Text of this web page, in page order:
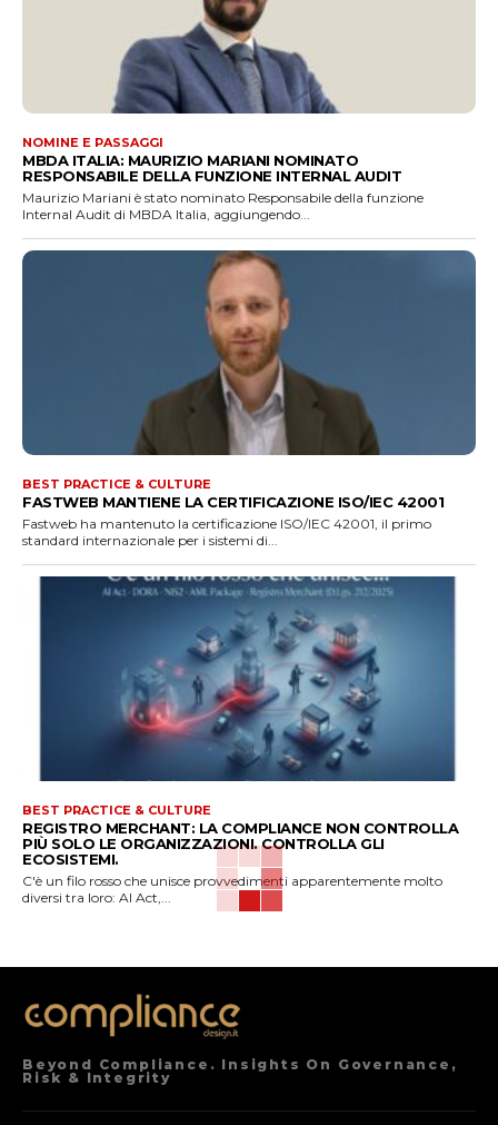
NOMINE E PASSAGGI
MBDA ITALIA: MAURIZIO MARIANI NOMINATO
RESPONSABILE DELLA FUNZIONE INTERNAL AUDIT
Maurizio Mariani è stato nominato Responsabile della funzione
Internal Audit di MBDA Italia, aggiungendo...
BEST PRACTICE & CULTURE
FASTWEB MANTIENE LA CERTIFICAZIONE ISO/IEC 42001
Fastweb ha mantenuto la certificazione ISO/IEC 42001, il primo
standard internazionale per i sistemi di...
BEST PRACTICE & CULTURE
REGISTRO MERCHANT: LA COMPLIANCE NON CONTROLLA
PIÙ SOLO LE ORGANIZZAZIONI. CONTROLLA GLI
ECOSISTEMI.
C'è un filo rosso che unisce provvedimenti apparentemente molto
diversi tra loro: AI Act,...
Beyond Compliance. Insights On Governance,
Risk & Integrity